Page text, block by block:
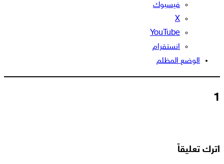
فيسبوك
‫X
‫YouTube
انستقرام
الوضع المظلم
1
اترك تعليقاً